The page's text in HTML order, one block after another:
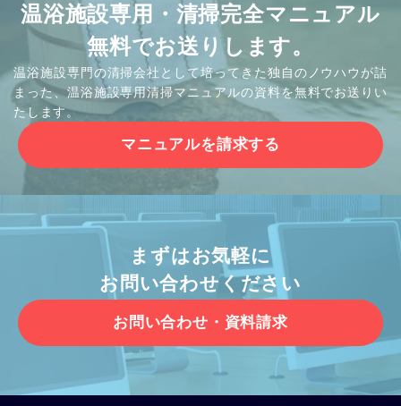
温浴施設専用・清掃完全マニュアル
無料でお送りします。
温浴施設専門の清掃会社として培ってきた独自のノウハウが詰
まった、温浴施設専用清掃マニュアルの資料を無料でお送りい
たします。
マニュアルを請求する
まずはお気軽に
お問い合わせください
お問い合わせ・資料請求